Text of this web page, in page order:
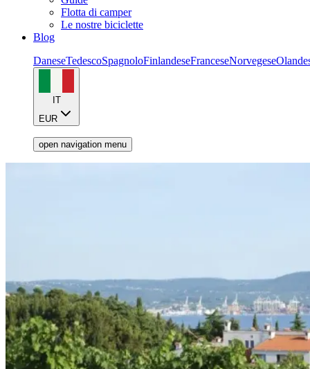
Flotta di camper
Le nostre biciclette
Blog
DaneseTedescoSpagnoloFinlandeseFranceseNorvegese
IT
EUR
open navigation menu